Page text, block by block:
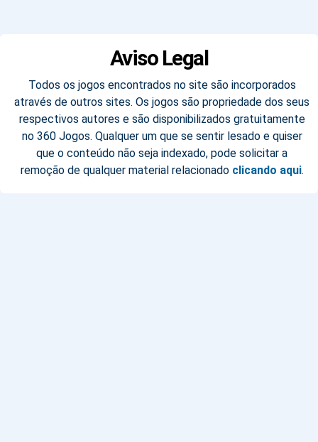
Aviso Legal
Todos os jogos encontrados no site são incorporados
através de outros sites. Os jogos são propriedade dos seus
respectivos autores e são disponibilizados gratuitamente
no 360 Jogos. Qualquer um que se sentir lesado e quiser
que o conteúdo não seja indexado, pode solicitar a
remoção de qualquer material relacionado clicando aqui.